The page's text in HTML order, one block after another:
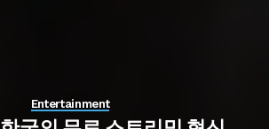
Entertainment